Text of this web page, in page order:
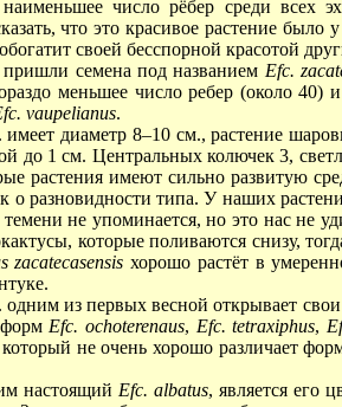
число рëбер среди всех
что это красивое растение
своей бесспорной красотой
семена под названием Efc.
меньшее число ребер (около
vaupelianus.
имеет диаметр 8–10 см., растение
до 1 см. Центральных колючек 3,
растения имеют сильно развитую
о разновидности типа. У наших
не упоминается, но это нас не
которые поливаются снизу,
zacatecasensis хорошо растëт в
одним из первых весной открывает
формЕfc. ochoterenaus, Efc. tetraxiphus,
не очень хорошо различает
настоящийЕfc. albatus, является его